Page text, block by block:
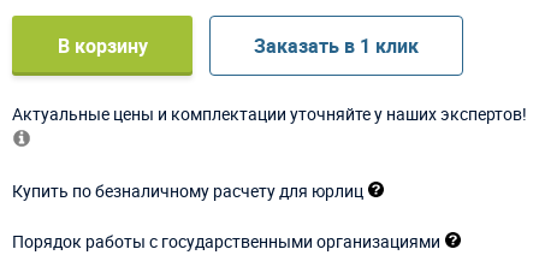
В корзину Заказать в 1 клик
Актуальные цены и комплектации уточняйте у наших экспертов!
Купить по безналичному расчету для юрлиц
Порядок работы с государственными организациями